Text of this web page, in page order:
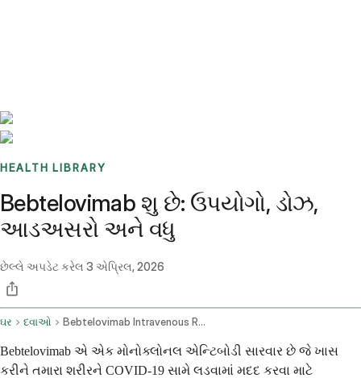
HEALTH LIBRARY
Bebtelovimab શુ છે: ઉપયોગો, ડોઝ,
આડઅસરો અને વધુ
છેલ્લે અપડેટ કરેલ 3 એપ્રિલ, 2026
ઘર દવાઓ Bebtelovimab Intravenous Route
Bebtelovimab એ એક મોનોક્લોનલ એન્ટિબોડી સારવાર છે જે ખાસ
કરીને તમારા શરીરને COVID-19 સામે લડવામાં મદદ કરવા માટે